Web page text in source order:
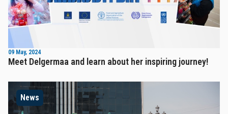
09 May, 2024
Meet Delgermaa and learn about her inspiring journey!
News